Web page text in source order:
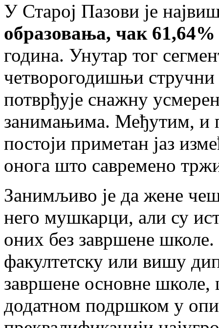
У Старој Пазови је
образовања, чак 61,64%
година. Унутар тог
четворогодишњи
потврђује снажну
занимањима. Међутим, и
постоји приметан јаз
онога што савремено
Занимљиво је да жене
него мушкарци, али су
оних без завршене
факултетску или вишу
завршене основне школе,
додатном подршком у